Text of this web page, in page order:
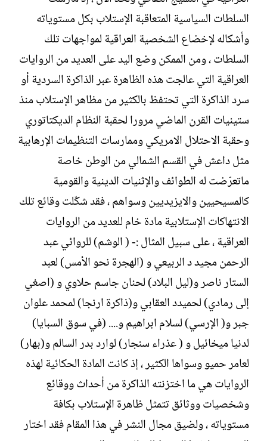
السلطات السياسية المتعاقبة الإستلاب بكل مستوياته
وأشكاله لإخضاع الشخصية العراقية لمواجهات تلك
السلطات ، ومن الممكن وضع اليد على العديد من الروايات
العراقية التي عالجت هذه الظاهرة عبر الذاكرة السردية أو
سرد الذاكرة التي تحتفظ بالكثير من مظاهر الإستلاب منذ
ستينيات القرن الماضي مرورا لحقبة النظام الديكتاتوري
وحقبة الاحتلال الامريكي وممارسات التنظيمات الإرهابية
مثل داعش في القسم الشمالي من الوطن خاصة
ماتعرّضت له الطوائف والإثنيات الدينية والقومية
كالمسيحيين والايزيديين وسواهم ، فقد شكّلت وقائع تلك
الانتهاكات الإستلابية مادة خام للعديد من الروايات
العراقية ، على سبيل المثال :- ( الوشم) للروائي عبد
الرحمن مجيد د الربيعي و (الهجرة نحو الأمس) لعبد
الستار ناصر و(ليل البلاد) لحنان جاسم حلاوي و (اصغي
إلى رمادي) لحميدد العقابي و(ذاكرة ارنجا) لمحمد علوان
جبر و( الإرسي) لسلام ابراهيم و.... (في سوق السبايا)
لدنيا ميخائيل و ( عذراء سنجار) لوارد بدر السالم و(بهار)
لعامر حميو وسواها الكثير ، إذ كانت المادة الحكائية لهذه
الروايات هي ما اختزنته الذاكرة من أحداث ووقائع
وشخصيات ووثائق تتمثل ظاهرة الإستلاب بكافة
مستوياته ، ولضيق مجال النشر في هذا المقام فقد اختار